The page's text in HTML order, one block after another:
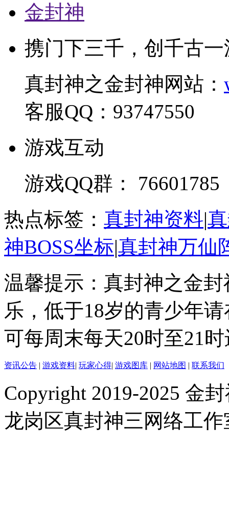
金封神
携门下三千，创千古一
真封神之金封神网站：
客服QQ：93747550
游戏互动
游戏QQ群： 76601785
热点标签： 真封神资料|
神BOSS坐标|真封神万仙
温馨提示：真封神之金
乐，低于18岁的青少年
可每周末每天20时至21
资讯公告 | 游戏资料| 玩家心得| 游戏图库 | 网站地图 | 联系我们
Copyright 2019-2025 金
龙岗区真封神三网络工